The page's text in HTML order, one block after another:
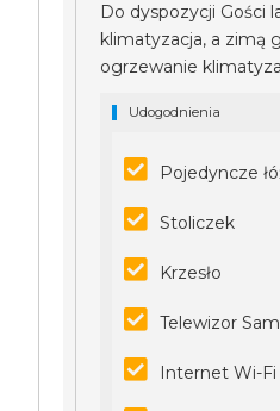
Do dyspozycji Gości
klimatyzacja, a zimą
ogrzewanie
Udogodnienia
Pojedyncze
Stoliczek
Krzesło
Telewizor
Internet Wi-Fi